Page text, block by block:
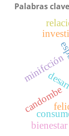
Palabras clave
minifcción
candombe